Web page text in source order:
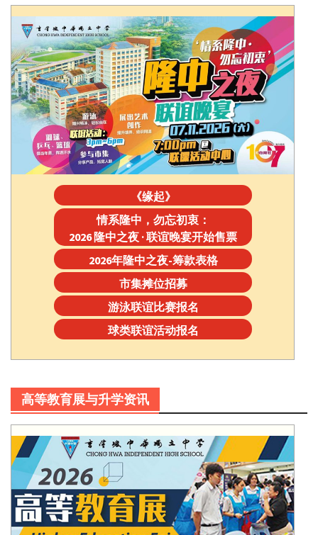
《缘起》
情系隆中，勿忘初衷：
2026 隆中之夜 · 联谊晚宴开始售票
2026年隆中之夜-筹款表格
市集摊位招募
游泳联谊比赛报名
球类联谊活动报名
高等教育展与升学资讯